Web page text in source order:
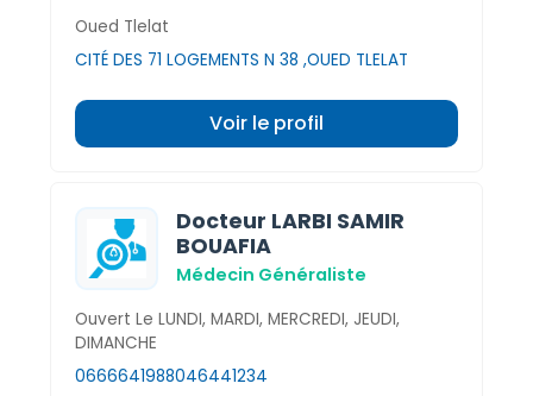
Oued Tlelat
CITÉ DES 71 LOGEMENTS N 38 ,OUED TLELAT
Voir le profil
Docteur LARBI SAMIR
BOUAFIA
Médecin Généraliste
Ouvert Le LUNDI, MARDI, MERCREDI, JEUDI,
DIMANCHE
0666641988046441234